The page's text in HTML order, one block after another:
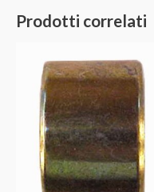
Prodotti correlati